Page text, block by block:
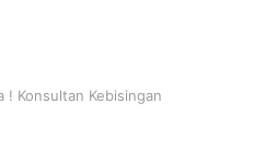
! Konsultan Kebisingan